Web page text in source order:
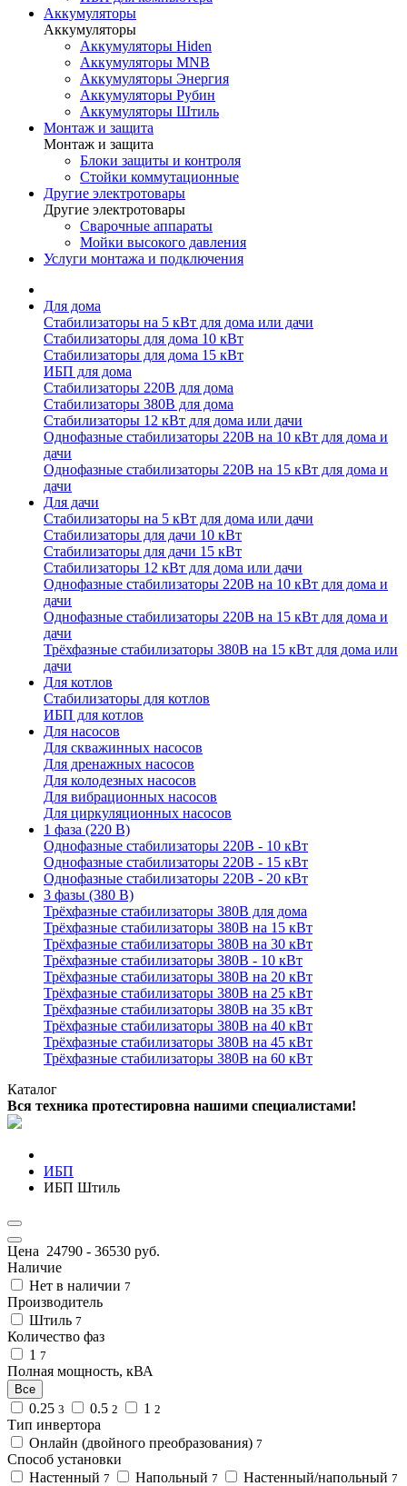
Аккумуляторы
Аккумуляторы
Аккумуляторы Hiden
Аккумуляторы MNB
Аккумуляторы Энергия
Аккумуляторы Рубин
Аккумуляторы Штиль
Монтаж и защита
Монтаж и защита
Блоки защиты и контроля
Стойки коммутационные
Другие электротовары
Другие электротовары
Сварочные аппараты
Мойки высокого давления
Услуги монтажа и подключения
Для дома
Стабилизаторы на 5 кВт для дома или дачи
Стабилизаторы для дома 10 кВт
Стабилизаторы для дома 15 кВт
ИБП для дома
Стабилизаторы 220В для дома
Стабилизаторы 380В для дома
Стабилизаторы 12 кВт для дома или дачи
Однофазные стабилизаторы 220В на 10 кВт для дома и
дачи
Однофазные стабилизаторы 220В на 15 кВт для дома и
дачи
Для дачи
Стабилизаторы на 5 кВт для дома или дачи
Стабилизаторы для дачи 10 кВт
Стабилизаторы для дачи 15 кВт
Стабилизаторы 12 кВт для дома или дачи
Однофазные стабилизаторы 220В на 10 кВт для дома и
дачи
Однофазные стабилизаторы 220В на 15 кВт для дома и
дачи
Трёхфазные стабилизаторы 380В на 15 кВт для дома или
дачи
Для котлов
Стабилизаторы для котлов
ИБП для котлов
Для насосов
Для скважинных насосов
Для дренажных насосов
Для колодезных насосов
Для вибрационных насосов
Для циркуляционных насосов
1 фаза (220 В)
Однофазные стабилизаторы 220В - 10 кВт
Однофазные стабилизаторы 220В - 15 кВт
Однофазные стабилизаторы 220В - 20 кВт
3 фазы (380 В)
Трёхфазные стабилизаторы 380В для дома
Трёхфазные стабилизаторы 380В на 15 кВт
Трёхфазные стабилизаторы 380В на 30 кВт
Трёхфазные стабилизаторы 380В - 10 кВт
Трёхфазные стабилизаторы 380В на 20 кВт
Трёхфазные стабилизаторы 380В на 25 кВт
Трёхфазные стабилизаторы 380В на 35 кВт
Трёхфазные стабилизаторы 380В на 40 кВт
Трёхфазные стабилизаторы 380В на 45 кВт
Трёхфазные стабилизаторы 380В на 60 кВт
Каталог
Вся техника протестировна нашими специалистами!
ИБП
ИБП Штиль
Цена 24790 - 36530 руб.
Наличие
Нет в наличии 7
Производитель
Штиль 7
Количество фаз
1 7
Полная мощность, кВА
Все
0.25 3 0.5 2 1 2
Тип инвертора
Онлайн (двойного преобразования) 7
Способ установки
Настенный 7 Напольный 7 Настенный/напольный 7